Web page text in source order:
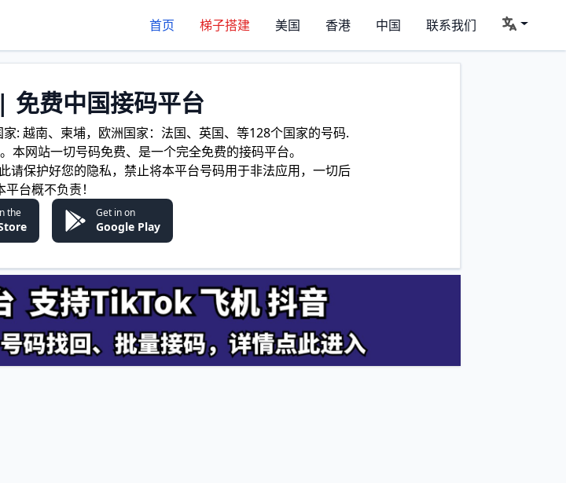
首页 梯子搭建 美国 香港 中国 联系我们
免费中国接码平台
: 越南、柬埔，欧洲国家：法国、英国、等128个国家的号码.
本网站一切号码免费、是一个完全免费的接码平台。
请保护好您的隐私，禁止将本平台号码用于非法应用，一切后
平台概不负责！
the Get in on
Google Play